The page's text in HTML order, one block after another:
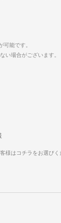
可能です。
い場合がございます。
様はコチラをお選びく